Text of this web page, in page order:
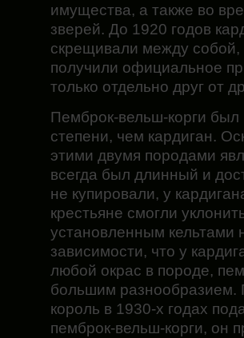
имущества, а также во
зверей. До 1920 годов
скрещивали между
получили официальное
только отдельно друг от
Пемброк-вельш-корги
степени, чем кардиган.
этими двумя породами
всегда был длинный и
не купировали, у
крестьяне смогли
установленным
зависимости, что у
любой окрас в породе,
большим разнообразием.
король в 1930-х годах
пемброк-вельш-корги, он